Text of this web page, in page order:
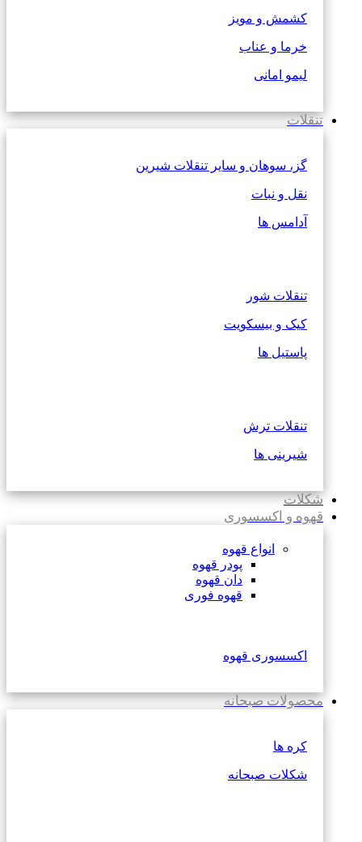
کشمش و مویز
خرما و عناب
لیمو امانی
تنقلات
گز، سوهان و سایر تنقلات شیرین
نقل و نبات
آدامس ها
تنقلات شور
کیک و بیسکویت
پاستیل ها
تنقلات ترش
شیرینی ها
شکلات
قهوه و اکسسوری
انواع قهوه
پودر قهوه
دان قهوه
قهوه فوری
اکسسوری قهوه
محصولات صبحانه
کره ها
شکلات صبحانه